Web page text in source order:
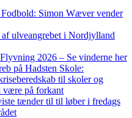
Fodbold: Simon Wæver vender
ulveangrebet i Nordjylland
2026 – Se vinderne her
på Hadsten Skole:
til skoler og
være på forkant
tænder til til løber i fredags